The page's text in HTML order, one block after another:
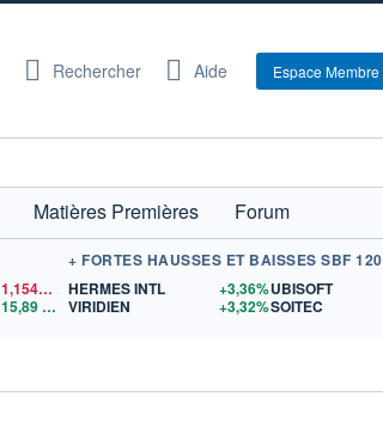
Rechercher Aide Espace Membre
Matières Premières
Forum
1,1542$US
15,89$US
+ FORTES HAUSSES ET BAISSES SBF 120
HERMES INTL
+3,36%
VIRIDIEN
+3,32%
UBISOFT
SOITEC